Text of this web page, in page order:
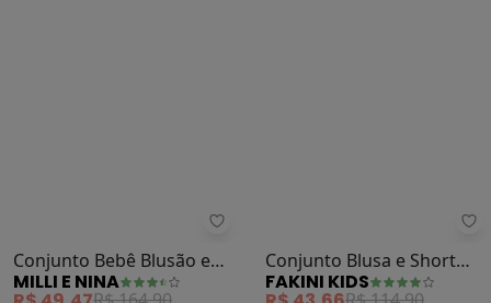
Milli e Nina - Conjunto Bebê
Conjunto Bebê Blusão e
Conjunto Blusa e Short